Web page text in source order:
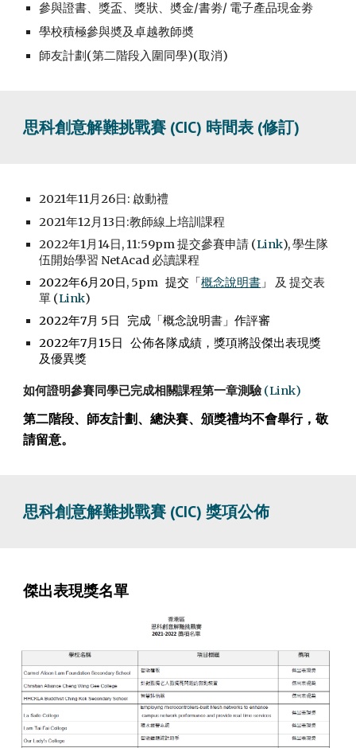
參與證書、獎盃、獎狀、奬金/書劵/ 電子產品現金劵
學校積極參與奬及卓越教師奬
師友計劃(第二階段入圍同學)(取消)
思科創意解難挑戰賽 (CIC) 時間表 (修訂)
2021年11月26日: 啟動禮
2021年12月13日:教師線上培訓課程
2022年1月14日, 11:59pm 提交參賽申請 (Link), 學生隊
伍開始學習 NetAcad 必讀課程
2022年6月20日 , 5pm
   提交「
概念說明書 」
及 提交表
單 (Link)
2022年7月 5日   完成「概念說明書 」作評審
2022年7月15日   公佈各隊成績，獎項將設傑出表現獎
及優異獎
如何證明參賽同學已完成相關課程第一章測驗(Link)
第二階段、師友計劃、總決賽、頒獎禮均不會舉行，敬
請留意。
思科創意解難挑戰賽 (CIC) 獎項公佈
傑出表現獎名單